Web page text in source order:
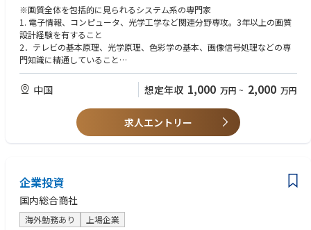
1、映像画質業界の注目トピック、最先端技術情報および関連規格・標準
の発表・実施動向を追跡し、重要技術をリサーチする
2、研究プロジェクトにおける画質の主観的効果の調整と主観評価を担当
し、評価スコアの確保を図る
3、映像画質ソリューションの検証および機能計画を担当
5、主要製品の画質優位性の発掘、マーケティングプロモーションおよび
企画推進をサポートする
6、画質に関する研究を行い、関連する特許を出願・提出する
7、視覚的な快適性に関する認証基準を読み解き、製品ニーズと組み合わ
せて認証取得を達成する。
※画質全体を包括的に見られるシステム系の専門家
1. 電子情報、コンピュータ、光学工学など関連分野専攻。3年以上の画質
設計経験を有すること
2．テレビの基本原理、光学原理、色彩学の基本、画像信号処理などの専
門知識に精通していること
3．画質評価、業界規格・標準に関する専門知識を有すること
4．画質設計および開発フローに精通し、継続的な最適化と効率向上がで
きること
に分析し解決策を提案できること。
知見をまとめて共有することに長けていること。
中国 想定年収 1,000 万円 ~ 2,000 万円
求人エントリー
企業投資
国内総合商社
海外勤務あり 上場企業